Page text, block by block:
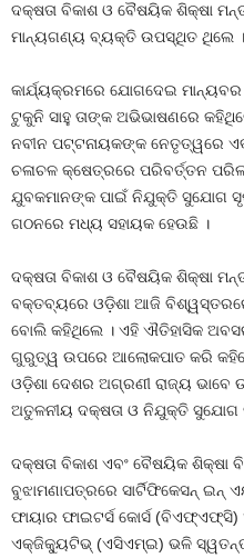
ଦକ୍ଷତା ବିକାଶ ଓ ବୈଷୟିକ ଶିକ୍ଷା
ମାନ୍ୟଗଣ୍ୟ ବ୍ୟକ୍ତି ଉପସ୍ଥିତ ଥିଲେ ।
କାର୍ଯ୍ୟକ୍ରମରେ ଯୋଗଦେଇ
ଟୁକୁନି ସାହୁ ତାଙ୍କ ଅଭିଭାଷଣରେ
ନବୀନ ପଟ୍ଟନାୟକଙ୍କ ନେତୃତ୍ୱରେ
ଚଳାଚଳ କ୍ଷେତ୍ରରେ ପରିବର୍ତ୍ତନ
ଯୁବକମାନଙ୍କ ପାଇଁ ନିଯୁକ୍ତି ସୁଯୋଗ
ଗଠନରେ ମଧ୍ୟ ସହାୟକ ହେଉଛି ।
ଦକ୍ଷତା ବିକାଶ ଓ ବୈଷୟିକ ଶିକ୍ଷା
ବକ୍ତବ୍ୟରେ ଓଡ଼ିଶା ଆଜି
ବୋଲି କହିଥିଲେ । ଏହି ଐତିହାସିକ
ଗୁରୁତ୍ୱ ଉପରେ ଆଲୋକପାତ କରି
ଓଡ଼ିଶା ଦେଶର ଅଗ୍ରଣୀ ରାଜ୍ୟ ଭାବେ
ଅତୁଳନୀୟ ଦକ୍ଷତା ଓ ନିଯୁକ୍ତି ସୁଯୋଗ
ଦକ୍ଷତା ବିକାଶ ଏବଂ ବୈଷୟିକ ଶିକ୍ଷା
ବୁଝାମଣାପତ୍ରରେ ସାର୍ଟିଫିକେସନ୍‌ ଇନ୍‌
ଫାୟାର ଫାଇଟର୍ସ କୋର୍ସ (ବିଏଫ୍‌ଏଫ୍‌ସି)
ଏକ୍‌ଜିକ୍ୟୁଟିଭ୍‌ (ଏସିଏମ୍‌ଇ) ଭଳି